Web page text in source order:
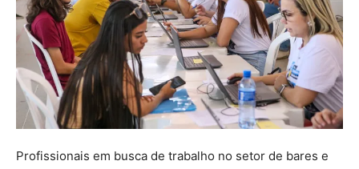
Profissionais em busca de trabalho no setor de bares e